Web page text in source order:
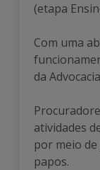
(etapa
Com uma
da
atividades
por meio
papos.